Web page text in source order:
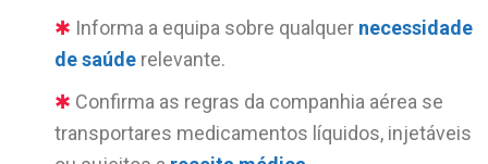
Informa a equipa sobre qualquer necessidade
de saúde relevante.
Confirma as regras da companhia aérea se
transportares medicamentos líquidos, injetáveis